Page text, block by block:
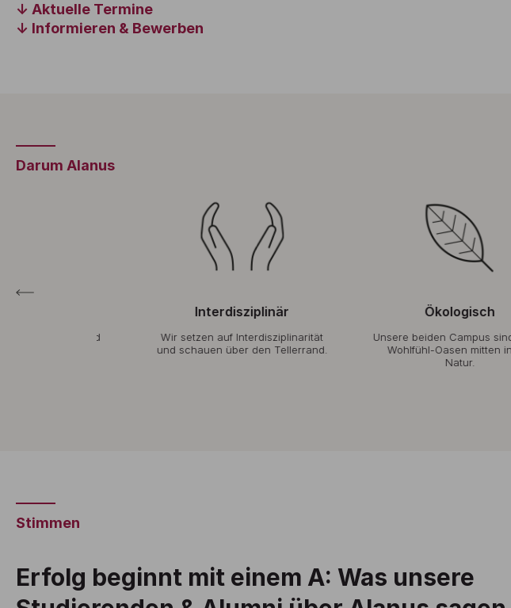
Aktuelle Termine
Informieren & Bewerben
Darum Alanus
Interdisziplinär
Wir setzen auf Interdisziplinarität
und schauen über den Tellerrand.
Ökologisch
Unsere beiden Campus sind grüne
Wohlfühl-Oasen mitten in der
Stimmen
Erfolg beginnt mit einem A: Was unsere